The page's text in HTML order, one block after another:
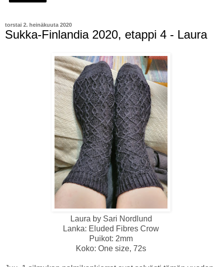
torstai 2. heinäkuuta 2020
Sukka-Finlandia 2020, etappi 4 - Laura
Laura by Sari Nordlund
Lanka: Eluded Fibres Crow
Puikot: 2mm
Koko: One size, 72s